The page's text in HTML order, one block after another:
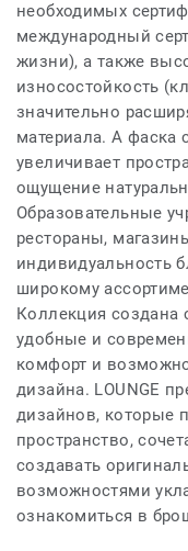
необходимых
международный
жизни), а также
износостойкость
значительно
материала. А фаска
увеличивает
ощущение
Образовательные
рестораны,
индивидуальность
широкому
Коллекция создана
удобные и
комфорт и
дизайна. LOUNGE
дизайнов, которые
пространство,
создавать
возможностями
ознакомиться в